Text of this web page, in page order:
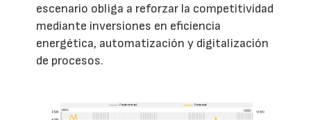
escenario obliga a reforzar la competitividad
mediante inversiones en eficiencia
energética, automatización y digitalización
de procesos.